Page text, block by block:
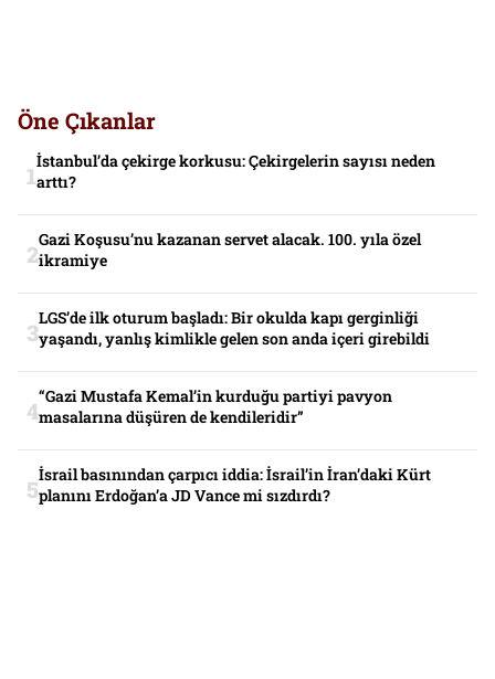
Öne Çıkanlar
İstanbul’da çekirge korkusu: Çekirgelerin sayısı neden
arttı?
Gazi Koşusu’nu kazanan servet alacak. 100. yıla özel
ikramiye
LGS’de ilk oturum başladı: Bir okulda kapı gerginliği
yaşandı, yanlış kimlikle gelen son anda içeri girebildi
“Gazi Mustafa Kemal’in kurduğu partiyi pavyon
masalarına düşüren de kendileridir”
İsrail basınından çarpıcı iddia: İsrail’in İran’daki Kürt
planını Erdoğan’a JD Vance mi sızdırdı?